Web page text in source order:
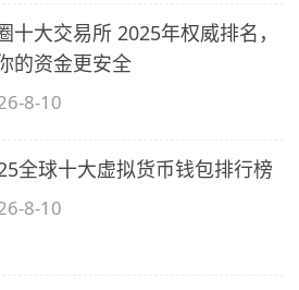
十大交易所 2025年权威排名，
的资金更安全
8-10
全球十大虚拟货币钱包排行榜
8-10